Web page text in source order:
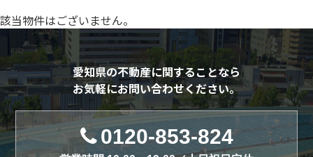
該当物件はございません。
愛知県の不動産に関することなら
お気軽にお問い合わせください。
0120-853-824